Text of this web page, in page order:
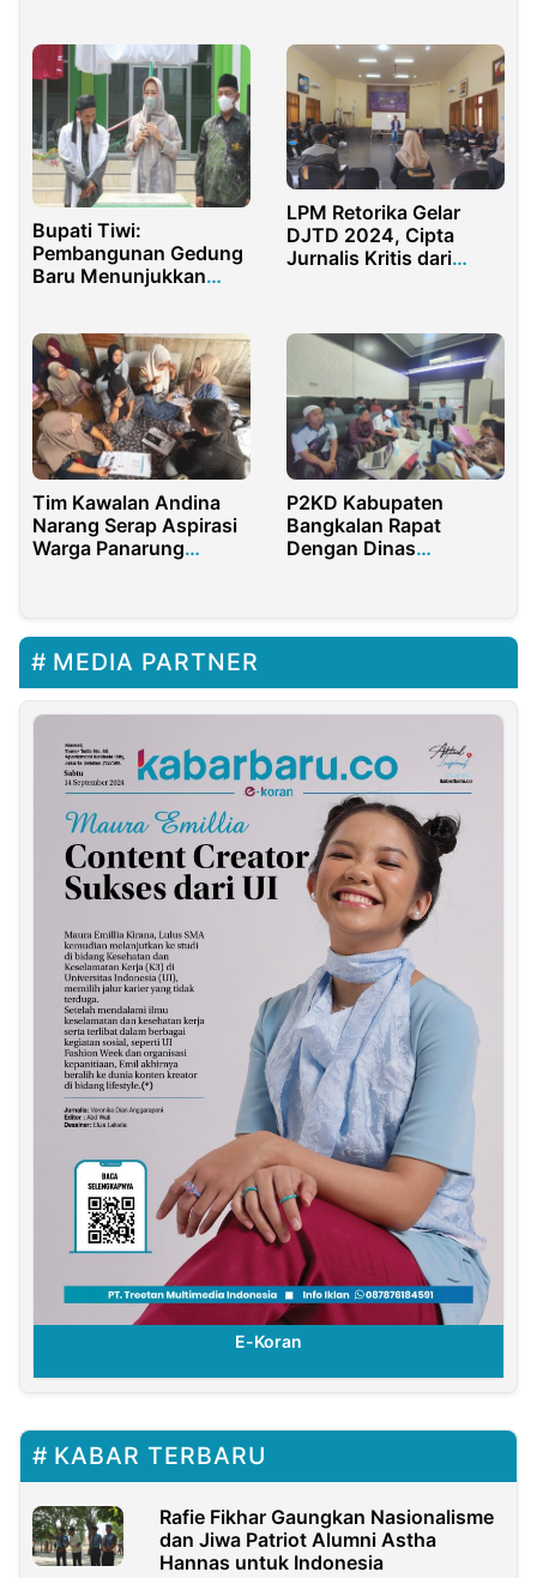
Bupati Tiwi:
Pembangunan Gedung
Baru Menunjukkan
LPM Retorika Gelar
DJTD 2024, Cipta
Jurnalis Kritis dari
Tim Kawalan Andina
Narang Serap Aspirasi
Warga Panarung
P2KD Kabupaten
Bangkalan Rapat
Dengan Dinas
MEDIA PARTNER
E-Koran
KABAR TERBARU
Rafie Fikhar Gaungkan Nasionalisme
dan Jiwa Patriot Alumni Astha
Hannas untuk Indonesia